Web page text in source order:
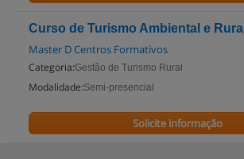
Curso de Turismo Ambiental e Rural
Master D Centros Formativos
Categoria:Gestão de Turismo Rural
Modalidade:Semi-presencial
Solicite informação